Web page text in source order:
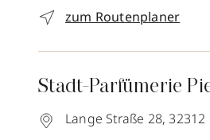
zum Routenplaner
Stadt-Parfümerie
Lange Straße 28, 32312